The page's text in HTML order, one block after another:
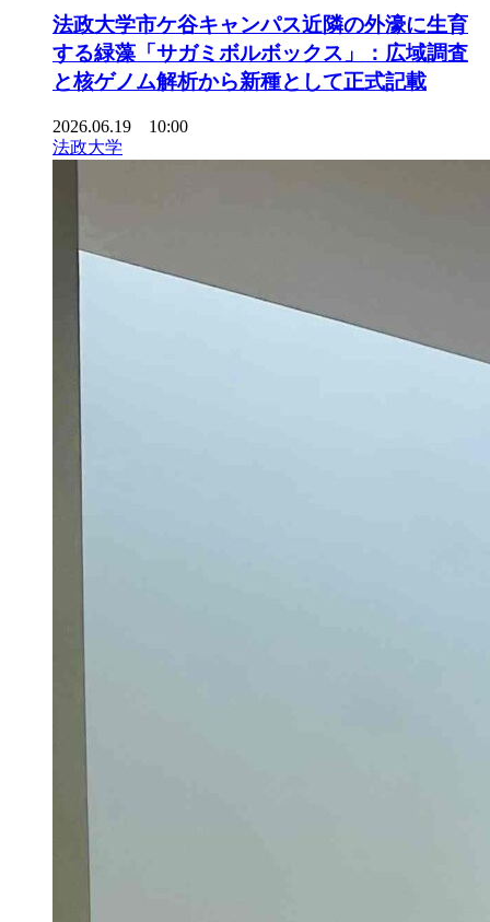
法政大学市ケ谷キャンパス近隣の外濠に生育
する緑藻「サガミボルボックス」：広域調査
と核ゲノム解析から新種として正式記載
2026.06.19 10:00
法政大学